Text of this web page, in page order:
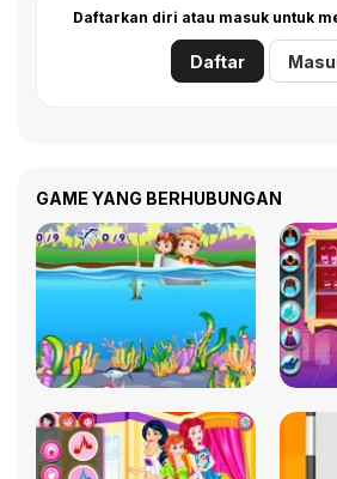
Daftarkan diri atau masuk untuk
Daftar
GAME YANG BERHUBUNGAN